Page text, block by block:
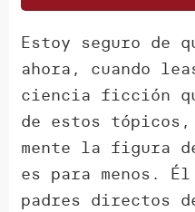
Estoy seguro de
ahora, cuando
ciencia ficción
de estos
mente la figura
es para menos.
padres directos